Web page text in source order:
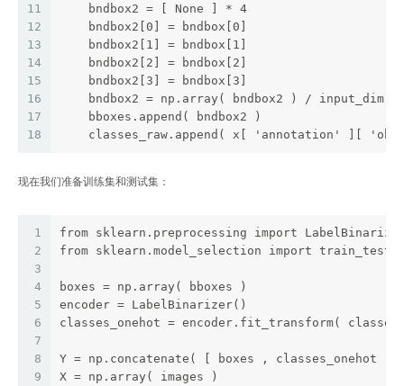
11
12
13
14
15
16
17
18
    bndbox2 = [ None ] * 4
    bndbox2[0] = bndbox[0]
    bndbox2[1] = bndbox[1]
    bndbox2[2] = bndbox[2]
    bndbox2[3] = bndbox[3]
    bndbox2 = np.array( bndbox2 ) / input_dim
    bboxes.append( bndbox2 )
classes_raw.append( x[ 'annotation' ][
现在我们准备训练集和测试集：
1
2
3
4
5
6
7
8
9
from sklearn.preprocessing import
from sklearn.model_selection import
boxes = np.array( bboxes )
encoder = LabelBinarizer()
classes_onehot = encoder.fit_transform(
Y = np.concatenate( [ boxes , classes_onehot ]
X = np.array( images )